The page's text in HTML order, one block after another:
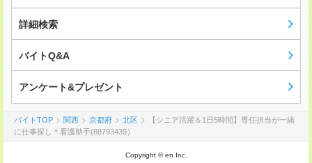
詳細検索
バイトQ&A
アンケート&プレゼント
バイトTOP 関西 京都府 北区
【シニア活躍＆1日5時間】専任担当が一緒
に仕事探し＊看護助手(88793439）
Copyright © en Inc.